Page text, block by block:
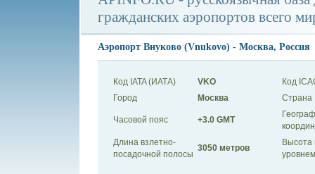
гражданских аэропортов всего
Аэропорт Внуково (Vnukovo) - Москва, Россия
Код IATA (ИАТА) VKO
Код
Город
Москва Страна
Часовой пояс +3.0 GMT
Длина взлетно-
посадочной полосы
3050 метров
Высота